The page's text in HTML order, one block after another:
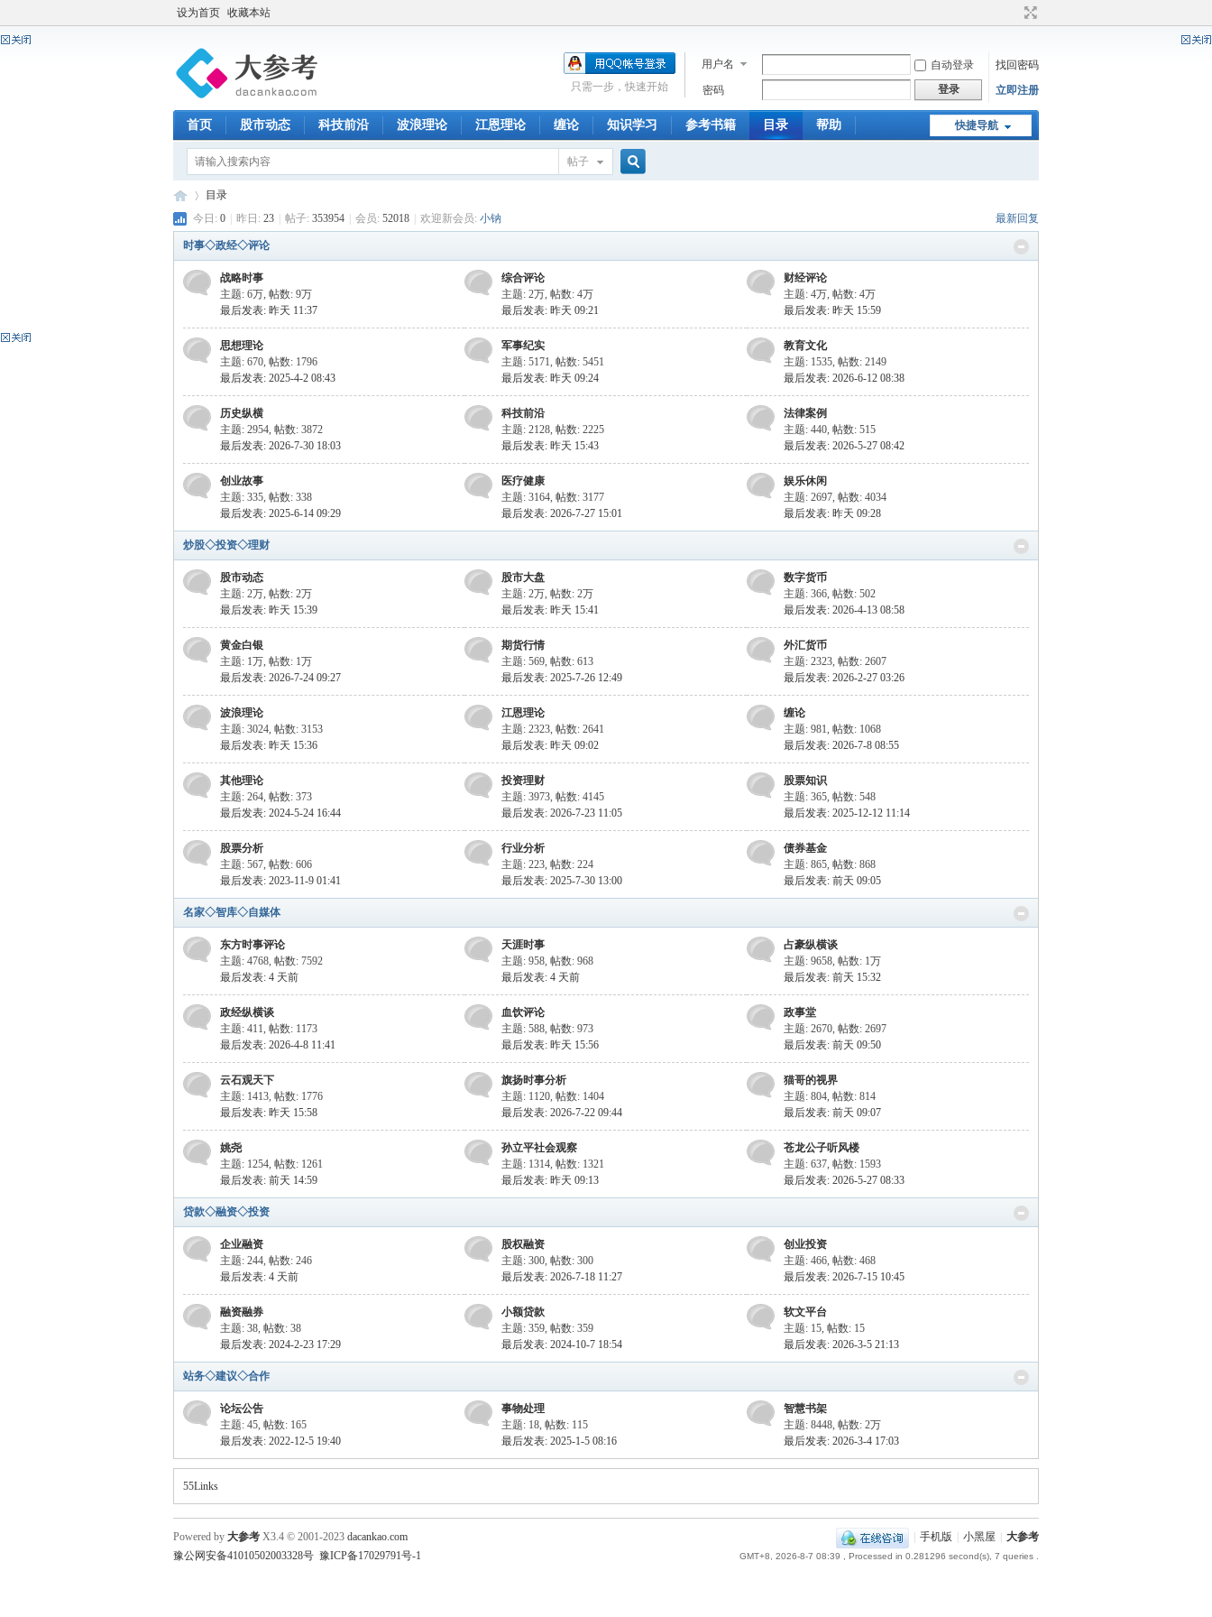
设为首页 收藏本站
用户名 自动登录
找回密码
密码
登录 立即注册
只需一步，快速开始
快捷导航
首页 股市动态 科技前沿 波浪理论 江恩理论 缠论 知识学习 参考书籍 目录 帮助
帖子
»
目录
今日: 0 昨日: 23 帖子: 353954 会员: 52018 欢迎新会员: 小钠 最新回复
时事◇政经◇评论
战略时事
主题: 6万, 帖数: 9万
最后发表: 昨天 11:37
综合评论
主题: 2万, 帖数: 4万
最后发表: 昨天 09:21
财经评论
主题: 4万, 帖数: 4万
最后发表: 昨天 15:59
思想理论
主题: 670, 帖数: 1796
最后发表: 2025-4-2 08:43
军事纪实
主题: 5171, 帖数: 5451
最后发表: 昨天 09:24
教育文化
主题: 1535, 帖数: 2149
最后发表: 2026-6-12 08:38
历史纵横
主题: 2954, 帖数: 3872
最后发表: 2026-7-30 18:03
科技前沿
主题: 2128, 帖数: 2225
最后发表: 昨天 15:43
法律案例
主题: 440, 帖数: 515
最后发表: 2026-5-27 08:42
创业故事
主题: 335, 帖数: 338
最后发表: 2025-6-14 09:29
医疗健康
主题: 3164, 帖数: 3177
最后发表: 2026-7-27 15:01
娱乐休闲
主题: 2697, 帖数: 4034
最后发表: 昨天 09:28
炒股◇投资◇理财
股市动态
主题: 2万, 帖数: 2万
最后发表: 昨天 15:39
股市大盘
主题: 2万, 帖数: 2万
最后发表: 昨天 15:41
数字货币
主题: 366, 帖数: 502
最后发表: 2026-4-13 08:58
黄金白银
主题: 1万, 帖数: 1万
最后发表: 2026-7-24 09:27
期货行情
主题: 569, 帖数: 613
最后发表: 2025-7-26 12:49
外汇货币
主题: 2323, 帖数: 2607
最后发表: 2026-2-27 03:26
波浪理论
主题: 3024, 帖数: 3153
最后发表: 昨天 15:36
江恩理论
主题: 2323, 帖数: 2641
最后发表: 昨天 09:02
缠论
主题: 981, 帖数: 1068
最后发表: 2026-7-8 08:55
其他理论
主题: 264, 帖数: 373
最后发表: 2024-5-24 16:44
投资理财
主题: 3973, 帖数: 4145
最后发表: 2026-7-23 11:05
股票知识
主题: 365, 帖数: 548
最后发表: 2025-12-12 11:14
股票分析
主题: 567, 帖数: 606
最后发表: 2023-11-9 01:41
行业分析
主题: 223, 帖数: 224
最后发表: 2025-7-30 13:00
债券基金
主题: 865, 帖数: 868
最后发表: 前天 09:05
名家◇智库◇自媒体
东方时事评论
主题: 4768, 帖数: 7592
最后发表: 4 天前
天涯时事
主题: 958, 帖数: 968
最后发表: 4 天前
占豪纵横谈
主题: 9658, 帖数: 1万
最后发表: 前天 15:32
政经纵横谈
主题: 411, 帖数: 1173
最后发表: 2026-4-8 11:41
血饮评论
主题: 588, 帖数: 973
最后发表: 昨天 15:56
政事堂
主题: 2670, 帖数: 2697
最后发表: 前天 09:50
云石观天下
主题: 1413, 帖数: 1776
最后发表: 昨天 15:58
旗扬时事分析
主题: 1120, 帖数: 1404
最后发表: 2026-7-22 09:44
猫哥的视界
主题: 804, 帖数: 814
最后发表: 前天 09:07
姚尧
主题: 1254, 帖数: 1261
最后发表: 前天 14:59
孙立平社会观察
主题: 1314, 帖数: 1321
最后发表: 昨天 09:13
苍龙公子听风楼
主题: 637, 帖数: 1593
最后发表: 2026-5-27 08:33
贷款◇融资◇投资
企业融资
主题: 244, 帖数: 246
最后发表: 4 天前
股权融资
主题: 300, 帖数: 300
最后发表: 2026-7-18 11:27
创业投资
主题: 466, 帖数: 468
最后发表: 2026-7-15 10:45
融资融券
主题: 38, 帖数: 38
最后发表: 2024-2-23 17:29
小额贷款
主题: 359, 帖数: 359
最后发表: 2024-10-7 18:54
软文平台
主题: 15, 帖数: 15
最后发表: 2026-3-5 21:13
站务◇建议◇合作
论坛公告
主题: 45, 帖数: 165
最后发表: 2022-12-5 19:40
事物处理
主题: 18, 帖数: 115
最后发表: 2025-1-5 08:16
智慧书架
主题: 8448, 帖数: 2万
最后发表: 2026-3-4 17:03
55Links
手机版 小黑屋 大参考
GMT+8, 2026-8-7 08:39 , Processed in 0.281296 second(s), 7 queries .
Powered by 大参考 X3.4 © 2001-2023 dacankao.com
豫公网安备41010502003328号 豫ICP备17029791号-1